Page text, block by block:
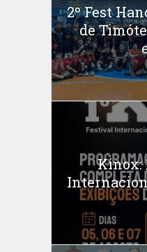
2º Fest
de
Kinox: